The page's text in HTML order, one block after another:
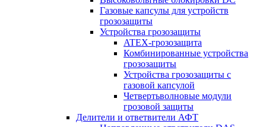
Газовые капсулы для устройств
грозозащиты
Устройства грозозащиты
ATEX-грозозащита
Комбинированные устройства
грозозащиты
Устройства грозозащиты с
газовой капсулой
Четвертьволновые модули
грозовой защиты
Делители и ответвители АФТ